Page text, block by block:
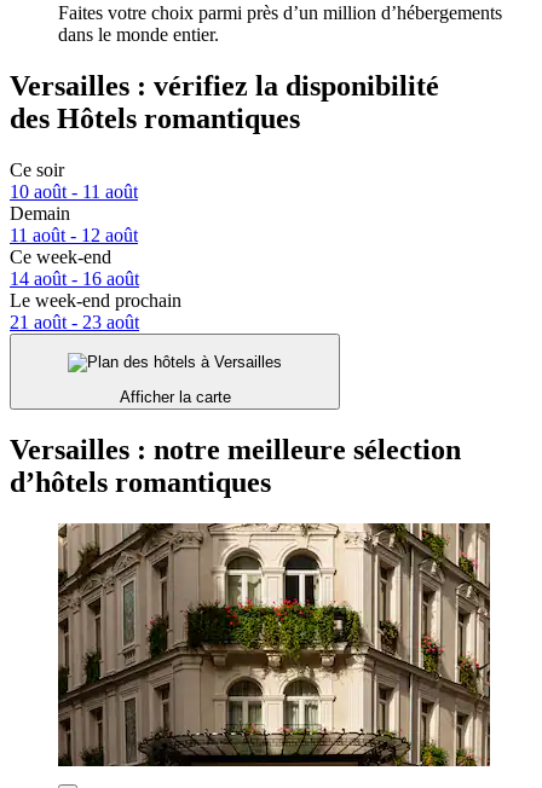
Faites votre choix parmi près d’un million d’hébergements
dans le monde entier.
Versailles : vérifiez la disponibilité
des Hôtels romantiques
Ce soir
10 août - 11 août
Demain
11 août - 12 août
Ce week-end
14 août - 16 août
Le week-end prochain
21 août - 23 août
Afficher la carte
Versailles : notre meilleure sélection
d’hôtels romantiques